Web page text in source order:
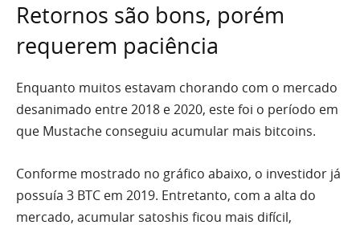
Retornos são bons, porém
requerem paciência
Enquanto muitos estavam chorando com o mercado
desanimado entre 2018 e 2020, este foi o período em
que Mustache conseguiu acumular mais bitcoins.
Conforme mostrado no gráfico abaixo, o investidor já
possuía 3 BTC em 2019. Entretanto, com a alta do
mercado, acumular satoshis ficou mais difícil,